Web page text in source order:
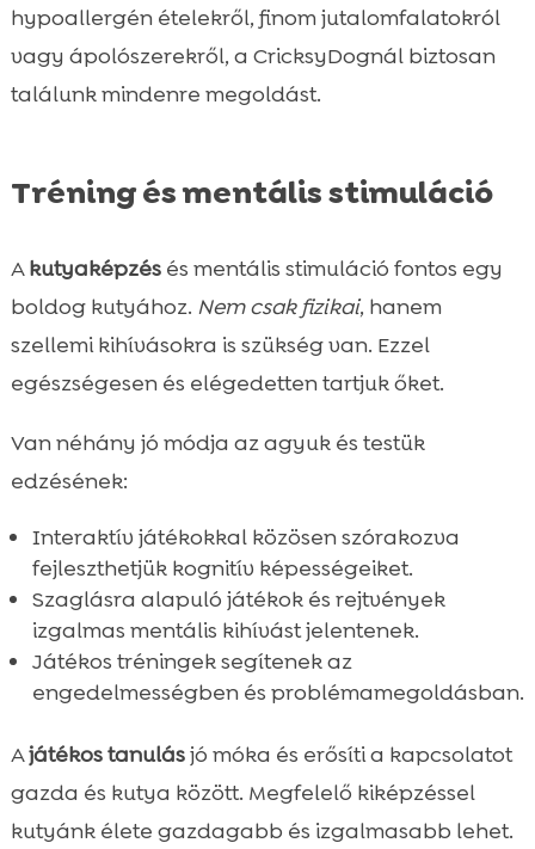
hypoallergén ételekről, finom jutalomfalatokról
vagy ápolószerekről, a CricksyDognál biztosan
találunk mindenre megoldást.
Tréning és mentális stimuláció
Akutyaképzésés mentális stimuláció fontos egy
boldog kutyához. Nem csak fizikai, hanem
szellemi kihívásokra is szükség van. Ezzel
egészségesen és elégedetten tartjuk őket.
Van néhány jó módja az agyuk és testük
edzésének:
Interaktív játékokkal közösen szórakozva
fejleszthetjük kognitív képességeiket.
Szaglásra alapuló játékok és rejtvények
izgalmas mentális kihívást jelentenek.
Játékos tréningek segítenek az
engedelmességben és problémamegoldásban.
Ajátékos tanulásjó móka és erősíti a kapcsolatot
gazda és kutya között. Megfelelő kiképzéssel
kutyánk élete gazdagabb és izgalmasabb lehet.